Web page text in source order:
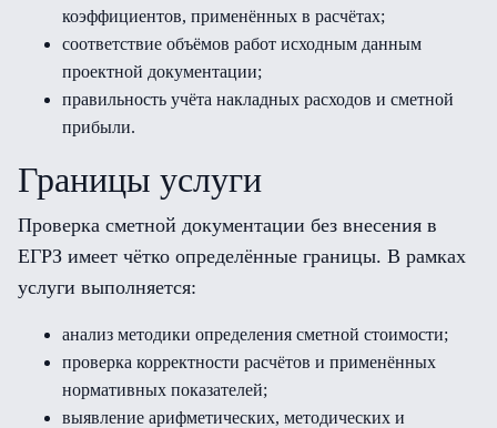
коэффициентов, применённых в расчётах;
соответствие объёмов работ исходным данным
проектной документации;
правильность учёта накладных расходов и сметной
прибыли.
Границы услуги
Проверка сметной документации без внесения в
ЕГРЗ имеет чётко определённые границы. В рамках
услуги выполняется:
анализ методики определения сметной стоимости;
проверка корректности расчётов и применённых
нормативных показателей;
выявление арифметических, методических и